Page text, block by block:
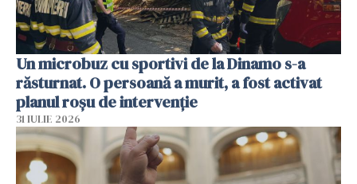
Un microbuz cu sportivi de la Dinamo s-a
răsturnat. O persoană a murit, a fost activat
planul roșu de intervenție
31 IULIE 2026